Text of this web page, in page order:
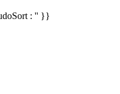
: '' }}